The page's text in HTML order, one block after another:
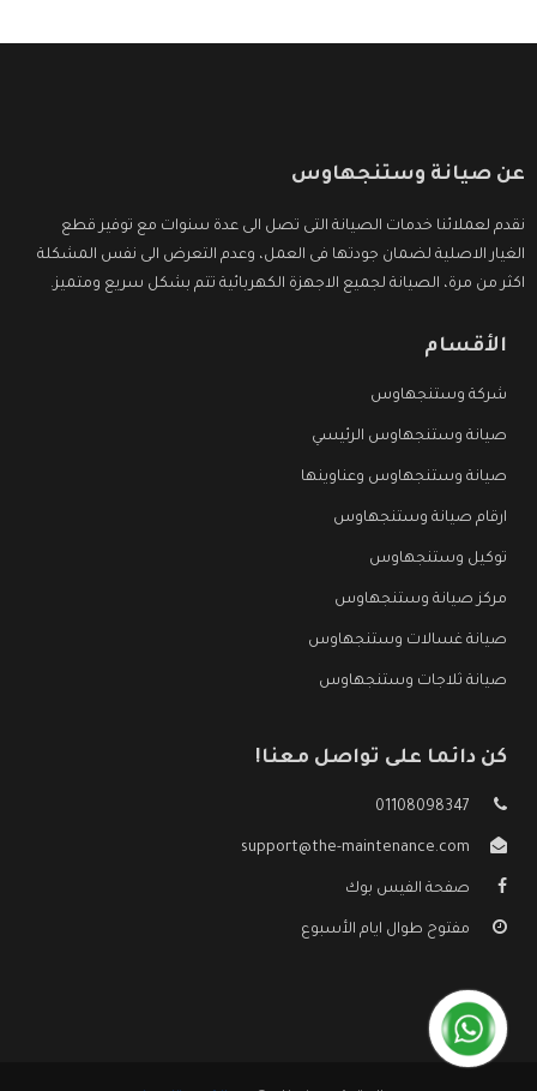
عن صيانة وستنجهاوس
نقدم لعملائنا خدمات الصيانة التى تصل الى عدة سنوات مع توفير قطع
الغيار الاصلية لضمان جودتها فى العمل، وعدم التعرض الى نفس المشكلة
اكثر من مرة، الصيانة لجميع الاجهزة الكهربائية تتم بشكل سريع ومتميز.
الأقسام
شركة وستنجهاوس
صيانة وستنجهاوس الرئيسي
صيانة وستنجهاوس وعناوينها
ارقام صيانة وستنجهاوس
توكيل وستنجهاوس
مركز صيانة وستنجهاوس
صيانة غسالات وستنجهاوس
صيانة ثلاجات وستنجهاوس
كن دائما على تواصل معنا!
01108098347
support@the-maintenance.com
صفحة الفيس بوك
مفتوح طوال ايام الأسبوع